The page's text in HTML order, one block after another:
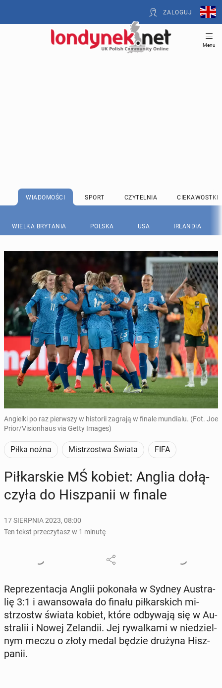
ZALOGUJ
Menu
WIADOMOŚCI SPORT CZYTELNIA CIEKAWOSTKI
WIELKA BRYTANIA POLSKA USA IRLANDIA
Angielki po raz pierwszy w historii zagrają w finale mundialu. (Fot. Joe
Prior/Visionhaus via Getty Images)
Piłka nożna Mistrzostwa Świata FIFA
Pił­kar­skie MŚ kobiet: Anglia do­łą­
czy­ła do Hisz­pa­nii w finale
17 SIERPNIA 2023, 08:00
Ten tekst przeczytasz w 1 minutę
Re­pre­zen­ta­cja Anglii po­ko­na­ła w Sydney Au­stra­
lię 3:1 i awan­so­wa­ła do finału pił­kar­skich mi­
strzostw świata kobiet, które od­by­wa­ją się w Au­
stra­lii i Nowej Ze­lan­dii. Jej ry­wal­ka­mi w nie­dziel­
nym meczu o złoty medal będzie drużyna Hisz­
pa­nii.